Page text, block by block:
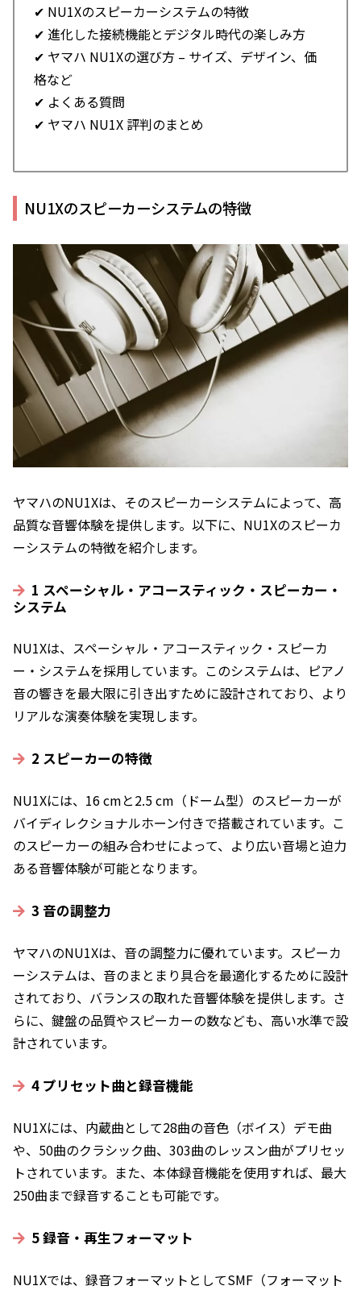
✔ NU1Xのスピーカーシステムの特徴
✔ 進化した接続機能とデジタル時代の楽しみ方
✔ ヤマハ NU1Xの選び方 – サイズ、デザイン、価
格など
✔ よくある質問
✔ ヤマハ NU1X 評判のまとめ
NU1Xのスピーカーシステムの特徴
ヤマハのNU1Xは、そのスピーカーシステムによって、高
品質な音響体験を提供します。以下に、NU1Xのスピーカ
ーシステムの特徴を紹介します。
1 スペーシャル・アコースティック・スピーカー・
システム
NU1Xは、スペーシャル・アコースティック・スピーカ
ー・システムを採用しています。このシステムは、ピアノ
音の響きを最大限に引き出すために設計されており、より
リアルな演奏体験を実現します。
2 スピーカーの特徴
NU1Xには、16 cmと2.5 cm（ドーム型）のスピーカーが
バイディレクショナルホーン付きで搭載されています。こ
のスピーカーの組み合わせによって、より広い音場と迫力
ある音響体験が可能となります。
3 音の調整力
ヤマハのNU1Xは、音の調整力に優れています。スピーカ
ーシステムは、音のまとまり具合を最適化するために設計
されており、バランスの取れた音響体験を提供します。さ
らに、鍵盤の品質やスピーカーの数なども、高い水準で設
計されています。
4 プリセット曲と録音機能
NU1Xには、内蔵曲として28曲の音色（ボイス）デモ曲
や、50曲のクラシック曲、303曲のレッスン曲がプリセッ
トされています。また、本体録音機能を使用すれば、最大
250曲まで録音することも可能です。
5 録音・再生フォーマット
NU1Xでは、録音フォーマットとしてSMF（フォーマット